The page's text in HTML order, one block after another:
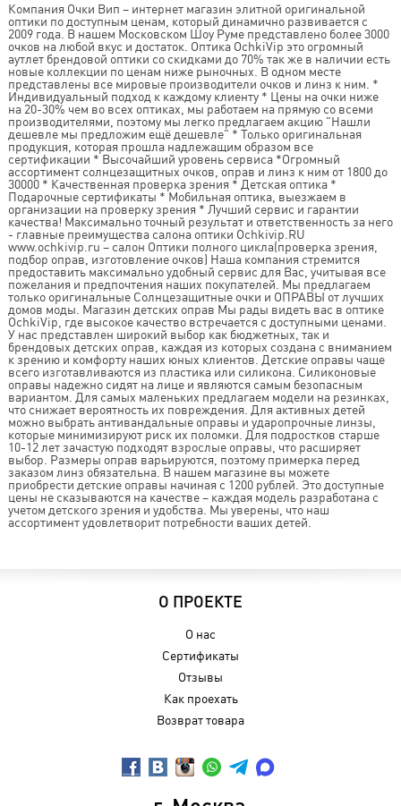
Компания Очки Вип – интернет магазин элитной оригинальной
оптики по доступным ценам, который динамично развивается с
2009 года. В нашем Московском Шоу Руме представлено более 3000
очков на любой вкус и достаток. Оптика OchkiVip это огромный
аутлет брендовой оптики со скидками до 70% так же в наличии есть
новые коллекции по ценам ниже рыночных. В одном месте
представлены все мировые производители очков и линз к ним. *
Индивидуальный подход к каждому клиенту * Цены на очки ниже
на 20-30% чем во всех оптиках, мы работаем на прямую со всеми
производителями, поэтому мы легко предлагаем акцию "Нашли
дешевле мы предложим ещё дешевле" * Только оригинальная
продукция, которая прошла надлежащим образом все
сертификации * Высочайший уровень сервиса *Огромный
ассортимент солнцезащитных очков, оправ и линз к ним от 1800 до
30000 * Качественная проверка зрения * Детская оптика *
Подарочные сертификаты * Мобильная оптика, выезжаем в
организации на проверку зрения * Лучший сервис и гарантии
качества! Максимально точный результат и ответственность за него
- главные преимущества салона оптики Ochkivip.RU
www.ochkivip.ru – салон Оптики полного цикла(проверка зрения,
подбор оправ, изготовление очков) Наша компания стремится
предоставить максимально удобный сервис для Вас, учитывая все
пожелания и предпочтения наших покупателей. Мы предлагаем
только оригинальные Солнцезащитные очки и ОПРАВЫ от лучших
домов моды. Магазин детских оправ Мы рады видеть вас в оптике
OchkiVip, где высокое качество встречается с доступными ценами.
У нас представлен широкий выбор как бюджетных, так и
брендовых детских оправ, каждая из которых создана с вниманием
к зрению и комфорту наших юных клиентов. Детские оправы чаще
всего изготавливаются из пластика или силикона. Силиконовые
оправы надежно сидят на лице и являются самым безопасным
вариантом. Для самых маленьких предлагаем модели на резинках,
что снижает вероятность их повреждения. Для активных детей
можно выбрать антивандальные оправы и ударопрочные линзы,
которые минимизируют риск их поломки. Для подростков старше
10-12 лет зачастую подходят взрослые оправы, что расширяет
выбор. Размеры оправ варьируются, поэтому примерка перед
заказом линз обязательна. В нашем магазине вы можете
приобрести детские оправы начиная с 1200 рублей. Это доступные
цены не сказываются на качестве – каждая модель разработана с
учетом детского зрения и удобства. Мы уверены, что наш
ассортимент удовлетворит потребности ваших детей.
О ПРОЕКТЕ
О нас
Сертификаты
Отзывы
Как проехать
Возврат товара